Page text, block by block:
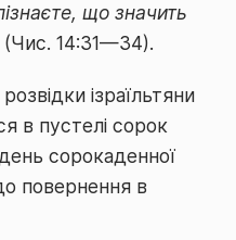
що значить
(Чис. 14:31—34).
ізраїльтяни
в пустелі сорок
сорокаденної
повернення в